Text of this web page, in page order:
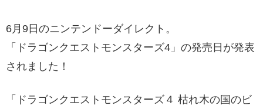
6月9日のニンテンドーダイレクト。
「ドラゴンクエストモンスターズ4」の発売日が発表
されました！
「ドラゴンクエストモンスターズ４ 枯れ木の国のビ